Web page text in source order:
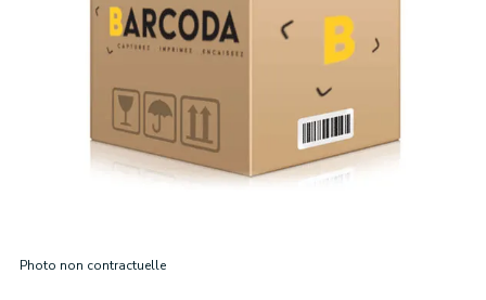
Photo non contractuelle